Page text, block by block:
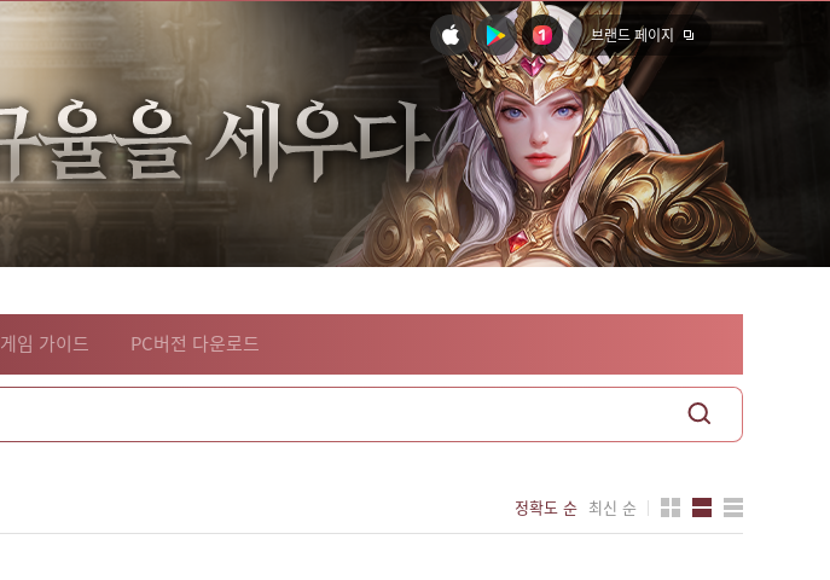
브랜드 페이지
게임 가이드 PC버전 다운로드
정확도 순 최신 순